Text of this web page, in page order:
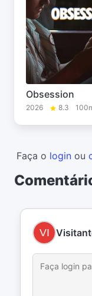
Obsession
2026 8.3
Faça o login ou